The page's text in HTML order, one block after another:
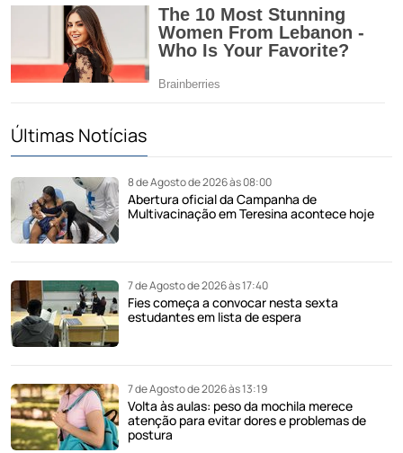
Últimas Notícias
8 de Agosto de 2026 às 08:00
Abertura oficial da Campanha de
Multivacinação em Teresina acontece hoje
7 de Agosto de 2026 às 17:40
Fies começa a convocar nesta sexta
estudantes em lista de espera
7 de Agosto de 2026 às 13:19
Volta às aulas: peso da mochila merece
atenção para evitar dores e problemas de
postura